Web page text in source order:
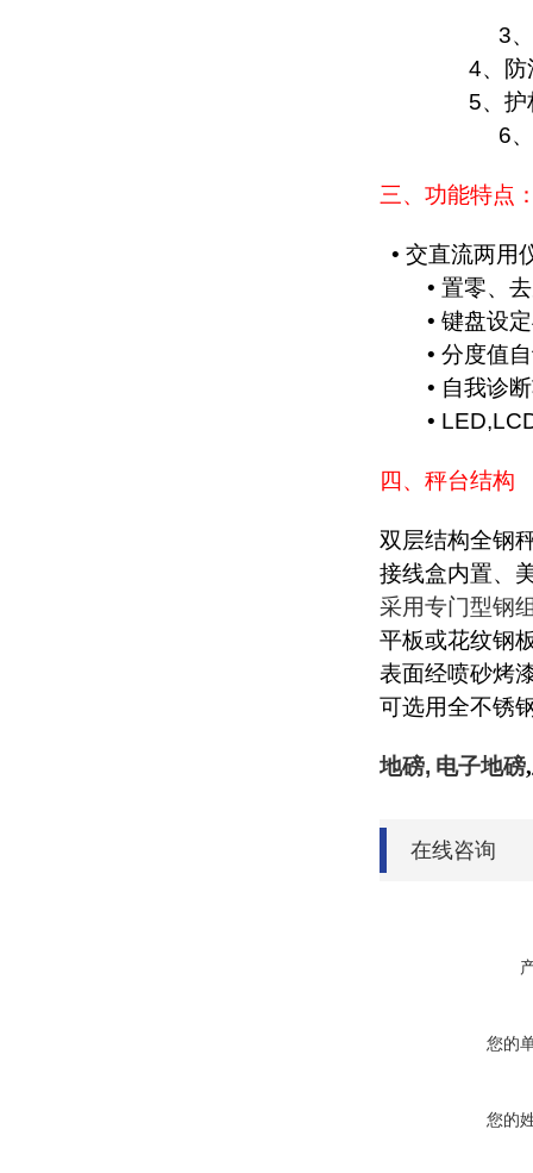
3、
4、
5、
6、
三、功能特点
• 交直流两用
• 置零、
• 键盘设
• 分度值
• 自我诊
•
四、秤台结构
双层结构全钢
接线盒内置、
采用专门型钢
平板或花纹钢
表面经喷砂烤
可选用全不锈
地磅, 电子地磅,
在线咨询
您的
您的